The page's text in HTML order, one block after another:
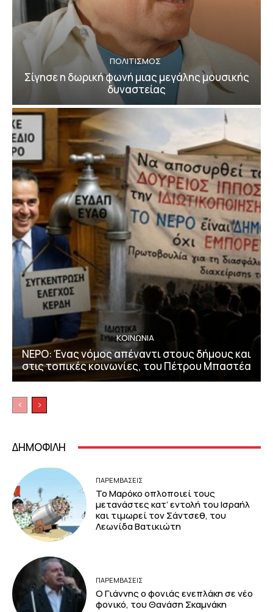
ΠΟΛΙΤΙΣΜΟΣ
Σίγησε η δωρική φωνή μιας μεγάλης μουσικής
δυναστείας
ΚΟΙΝΩΝΙΑ
ΝΕΡΟ: Ένας νόμος απέναντι στους δήμους και
στις τοπικές κοινωνίες, του Πέτρου Μπαστέα
ΔΗΜΟΦΙΛΗ
ΠΑΡΕΜΒΑΣΕΙΣ
Το Μαρόκο οπλοποιεί τους
μετανάστες κατ’ εντολή του Ισραήλ
και τιμωρεί τον Σάντσεθ, του
Λεωνίδα Βατικιώτη
ΠΑΡΕΜΒΑΣΕΙΣ
Ο Γιάννης ο φονιάς ενεπλάκη σε νέο
φονικό, του Θανάση Σκαμνάκη